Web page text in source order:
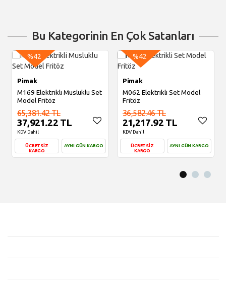
Bu Kategorinin En Çok Satanları
%42
Pimak
M169 Elektrikli Musluklu Set
Model Fritöz
65,381.42 TL
37,921.22 TL
KDV Dahil
ÜCRETSİZ
KARGO
AYNI GÜN KARGO
%42
Pimak
M062 Elektrikli Set Model
Fritöz
36,582.46 TL
21,217.92 TL
KDV Dahil
ÜCRETSİZ
KARGO
AYNI GÜN KARGO